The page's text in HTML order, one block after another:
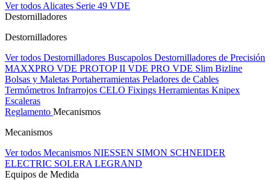
Ver todos Alicates Serie 49 VDE
Destornilladores
Destornilladores
Ver todos Destornilladores Buscapolos Destornilladores de Precisión
MAXXPRO VDE PROTOP II VDE PRO VDE Slim Bizline
Bolsas y Maletas Portaherramientas Peladores de Cables
Termómetros Infrarrojos CELO Fixings Herramientas Knipex
Escaleras
Reglamento Mecanismos
Mecanismos
Ver todos Mecanismos NIESSEN SIMON SCHNEIDER
ELECTRIC SOLERA LEGRAND
Equipos de Medida